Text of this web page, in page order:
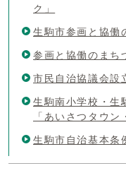
ク」
生駒市参画と協働
参画と協働のまち
市民自治協議会設
生駒南小学校・生
「あいさつタウン
生駒市自治基本条